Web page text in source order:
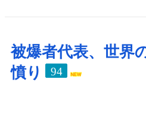
被爆者代表、世界
憤り
94